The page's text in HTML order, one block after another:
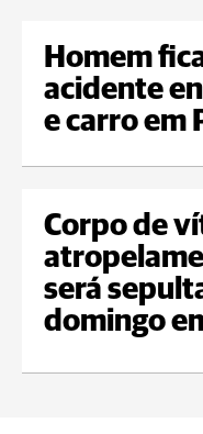
Homem
acidente
e carro em
Corpo de
será
domingo